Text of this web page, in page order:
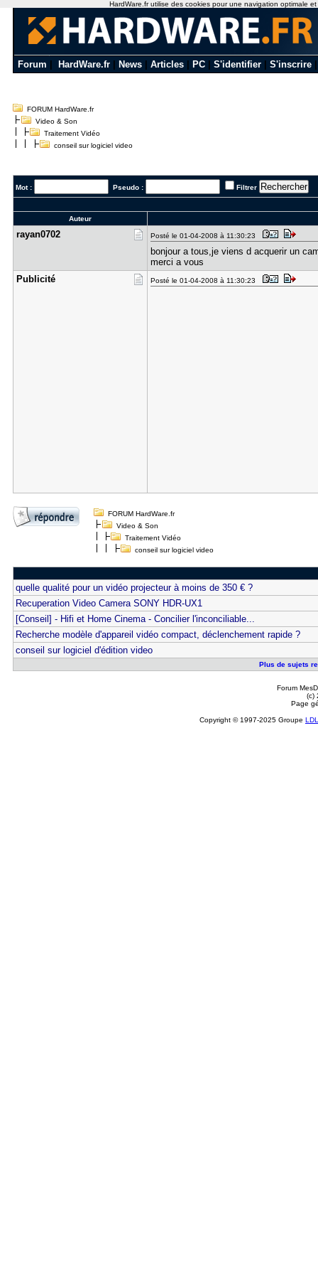
Forum HardWare.fr News Articles PC S'identifier S'inscrire
FORUM HardWare.fr
Video & Son
Traitement Vidéo
conseil sur logiciel video
Mot : Pseudo : Filtrer
Auteur
rayan0702 Posté le 01-04-2008 à 11:30:23
bonjour a tous,je viens d acquerir un
merci a vous
Publicité
Posté le 01-04-2008 à 11:30:23
FORUM HardWare.fr
Video & Son
Traitement Vidéo
conseil sur logiciel video
quelle qualité pour un vidéo projecteur à moins de 350 € ?
Recuperation Video Camera SONY HDR-UX1
[Conseil] - Hifi et Home Cinema - Concilier l'inconciliable...
Recherche modèle d'appareil vidéo compact, déclenchement rapide ?
conseil sur logiciel d'édition video
Plus de sujets
Forum
(c)
Page
Copyright © 1997-2025 Groupe
HardWare.fr utilise des cookies pour une navigation optimale